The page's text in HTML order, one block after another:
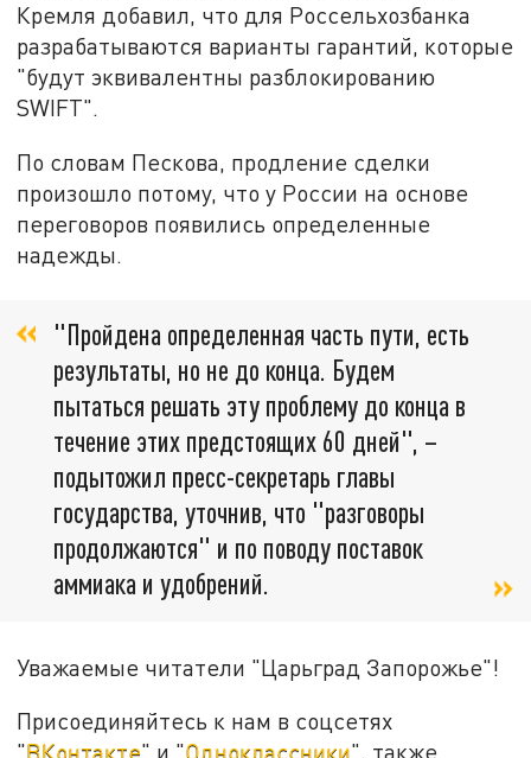
Кремля добавил, что для Россельхозбанка
разрабатываются варианты гарантий, которые
"будут эквивалентны разблокированию
SWIFT".
По словам Пескова, продление сделки
произошло потому, что у России на основе
переговоров появились определенные
надежды.
"Пройдена определенная часть пути, есть
результаты, но не до конца. Будем
пытаться решать эту проблему до конца в
течение этих предстоящих 60 дней", –
подытожил пресс-секретарь главы
государства, уточнив, что "разговоры
продолжаются" и по поводу поставок
аммиака и удобрений.
Уважаемые читатели "Царьград Запорожье"!
Присоединяйтесь к нам в соцсетях
"ВКонтакте" и "Одноклассники", также